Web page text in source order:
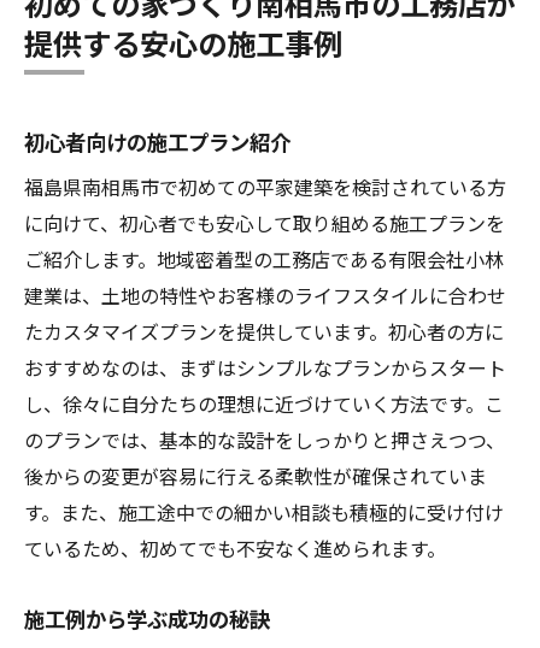
提供する安心の施工事例
初心者向けの施工プラン紹介
福島県南相馬市で初めての平家建築を検討されている方
に向けて、初心者でも安心して取り組める施工プランを
ご紹介します。地域密着型の工務店である有限会社小林
建業は、土地の特性やお客様のライフスタイルに合わせ
たカスタマイズプランを提供しています。初心者の方に
おすすめなのは、まずはシンプルなプランからスタート
し、徐々に自分たちの理想に近づけていく方法です。こ
のプランでは、基本的な設計をしっかりと押さえつつ、
後からの変更が容易に行える柔軟性が確保されていま
す。また、施工途中での細かい相談も積極的に受け付け
ているため、初めてでも不安なく進められます。
施工例から学ぶ成功の秘訣